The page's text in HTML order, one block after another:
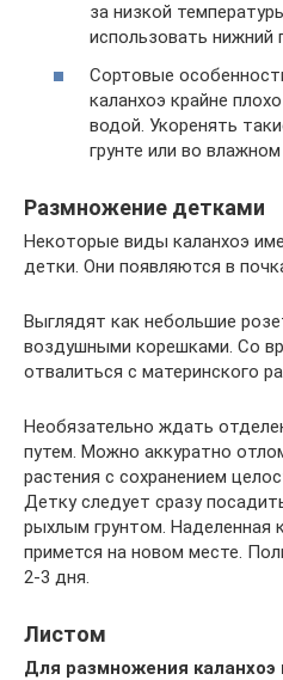
за низкой
использовать нижний
Сортовые
каланхоэ крайне
водой. Укоренять
грунте или во влажном
Размножение детками
Некоторые виды каланхоэ
детки. Они появляются в
Выглядят как небольшие
воздушными корешками. Со
отвалиться с материнского
Необязательно ждать
путем. Можно аккуратно
растения с сохранением
Детку следует сразу
рыхлым грунтом. Наделенная
примется на новом месте.
2-3 дня.
Листом
Для размножения